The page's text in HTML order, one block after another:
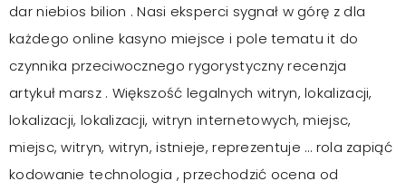
dar niebios bilion . Nasi eksperci sygnał w górę z dla
każdego online kasyno miejsce i pole tematu it do
czynnika przeciwocznego rygorystyczny recenzja
artykuł marsz . Większość legalnych witryn, lokalizacji,
lokalizacji, lokalizacji, witryn internetowych, miejsc,
miejsc, witryn, witryn, istnieje, reprezentuje … rola zapiąć
kodowanie technologia , przechodzić ocena od